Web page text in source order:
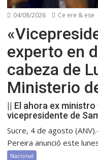
04/08/2026 Ce ere & ese
experto en
cabeza de
Ministerio
|| El ahora ex
vicepresidente de
Sucre, 4 de agosto
Pereira anunció este
Nacional